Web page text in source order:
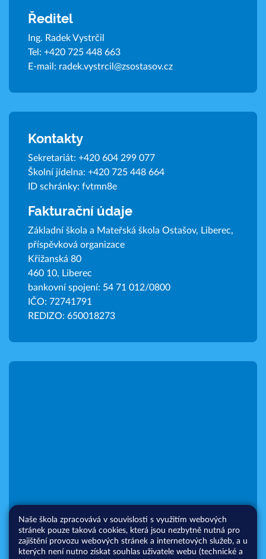
Ředitel
Ing. Radek Vystrčil
Tel: +420 725 448 663
E-mail: radek.vystrcil@zsostasov.cz
Kontakty
Sekretariát: +420 604 299 077
Školní jídelna: +420 725 448 664
ID schránky: fvtmn8e
Fakturační údaje
Základní škola a Mateřská škola Ostašov, Liberec,
příspěvková organizace
Křižanská 80
460 10, Liberec
bankovní spojení: 54 71 012/0800
IČO: 72741791
REDIZO: 650018273
Naše škola zpracovává v souvislosti s využitím webových
stránek pouze taková cookies, která jsou nezbytně nutná pro
zajištění provozu webových stránek a internetových služeb, a u
kterých není nutno získat souhlas uživatele webu (technické a